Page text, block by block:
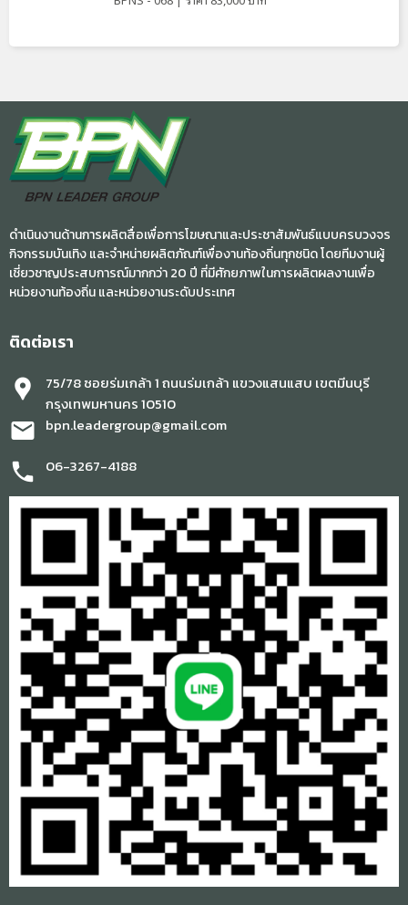
ดำเนินงานด้านการผลิตสื่อเพื่อการโฆษณาและประชาสัมพันธ์แบบครบวงจร
กิจกรรมบันเทิง และจำหน่ายผลิตภัณฑ์เพื่องานท้องถิ่นทุกชนิด โดยทีมงานผู้
เชี่ยวชาญประสบการณ์มากกว่า 20 ปี ที่มีศักยภาพในการผลิตผลงานเพื่อ
หน่วยงานท้องถิ่น และหน่วยงานระดับประเทศ
ติดต่อเรา
location_pin
75/78 ซอยร่มเกล้า 1 ถนนร่มเกล้า แขวงแสนแสบ เขตมีนบุรี
กรุงเทพมหานคร 10510
mail bpn.leadergroup@gmail.com
phone 06-3267-4188